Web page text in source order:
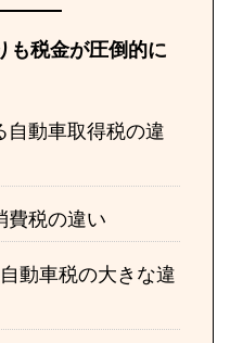
も税金が圧倒的に
自動車取得税の違
費税の違い
動車税の大きな違